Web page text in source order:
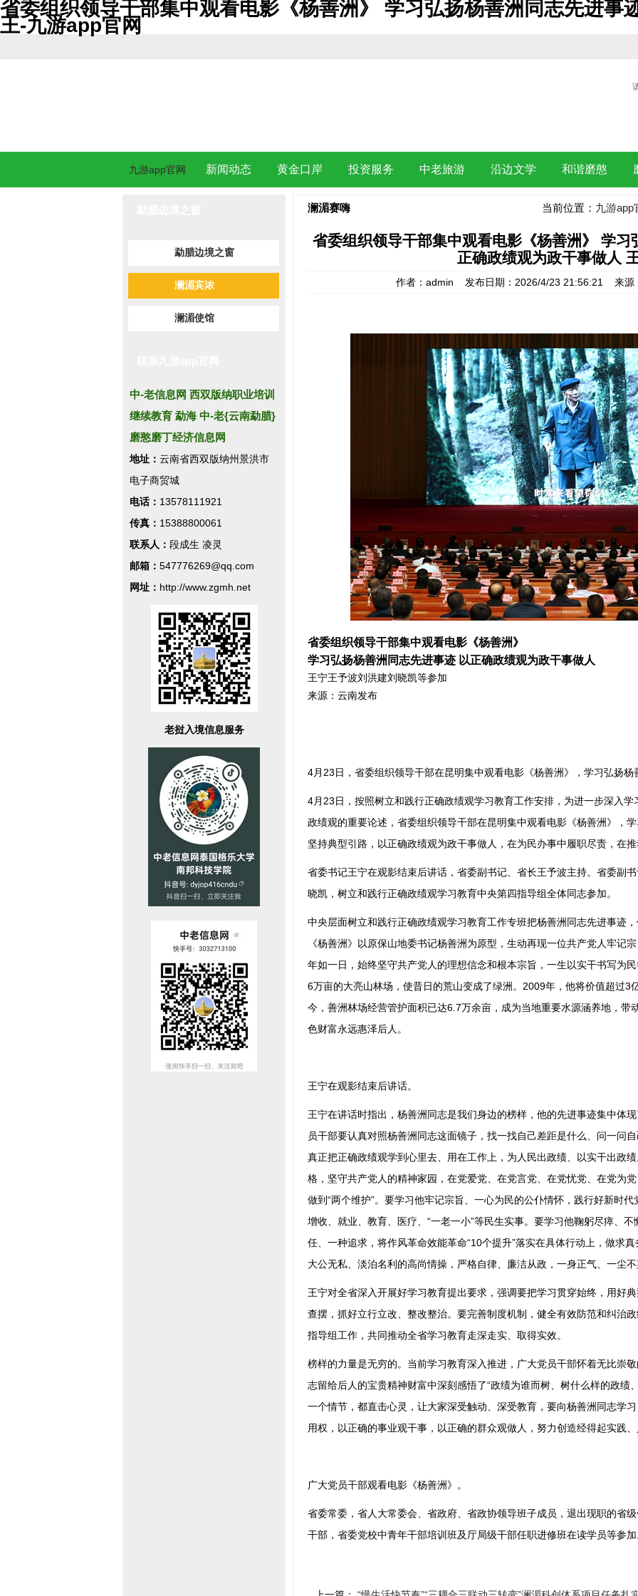
省委组织领导干部集中观看电影《杨善洲》 学习弘扬杨善洲同志先进事
王-九游app官网
九游app官网 新闻动态 黄金口岸 投资服务 中老旅游 沿边文学 和谐磨憨
勐腊边境之窗
澜湄宾浓
澜湄使馆
中-老信息网 西双版纳职业培训
继续教育 勐海 中-老{云南勐腊}
磨憨磨丁经济信息网
地址： 云南省西双版纳州景洪市
电子商贸城
电话： 13578111921
传真： 15388800061
联系人： 段成生 凌灵
邮箱： 547776269@qq.com
网址： http://www.zgmh.net
老挝入境信息服务
澜湄赛嗨 当前位置： 九游app
省委组织领导干部集中观看电影《杨善洲》 学
正确政绩观为政干事做人
作者：admin 发布日期：2026/4/23 21:56:21 来源
省委组织领导干部集中观看电影《杨善洲》
学习弘扬杨善洲同志先进事迹 以正确政绩观为政干事做人
王宁王予波刘洪建刘晓凯等参加
来源：云南发布
4月23日，省委组织领导干部在昆明集中观看电影《杨善洲》，学习弘扬
4月23日，按照树立和践行正确政绩观学习教育工作安排，为进一步深入
政绩观的重要论述，省委组织领导干部在昆明集中观看电影《杨善洲》，
坚持典型引路，以正确政绩观为政干事做人，在为民办事中履职尽责，在
省委书记王宁在观影结束后讲话，省委副书记、省长王予波主持。省委副
晓凯，树立和践行正确政绩观学习教育中央第四指导组全体同志参加。
中央层面树立和践行正确政绩观学习教育工作专班把杨善洲同志先进事迹
《杨善洲》以原保山地委书记杨善洲为原型，生动再现一位共产党人牢记
年如一日，始终坚守共产党人的理想信念和根本宗旨，一生以实干书写为
6万亩的大亮山林场，使昔日的荒山变成了绿洲。2009年，他将价值超过3
今，善洲林场经营管护面积已达6.7万余亩，成为当地重要水源涵养地，带
色财富永远惠泽后人。
王宁在观影结束后讲话。
王宁在讲话时指出，杨善洲同志是我们身边的榜样，他的先进事迹集中体
员干部要认真对照杨善洲同志这面镜子，找一找自己差距是什么、问一问
真正把正确政绩观学到心里去、用在工作上，为人民出政绩、以实干出政
格，坚守共产党人的精神家园，在党爱党、在党言党、在党忧党、在党为
做到“两个维护”。要学习他牢记宗旨、一心为民的公仆情怀，践行好新时
增收、就业、教育、医疗、“一老一小”等民生实事。要学习他鞠躬尽瘁、
任、一种追求，将作风革命效能革命“10个提升”落实在具体行动上，做求
大公无私、淡泊名利的高尚情操，严格自律、廉洁从政，一身正气、一尘
王宁对全省深入开展好学习教育提出要求，强调要把学习贯穿始终，用好
查摆，抓好立行立改、整改整治。要完善制度机制，健全有效防范和纠治
指导组工作，共同推动全省学习教育走深走实、取得实效。
榜样的力量是无穷的。当前学习教育深入推进，广大党员干部怀着无比崇
志留给后人的宝贵精神财富中深刻感悟了“政绩为谁而树、树什么样的政绩
一个情节，都直击心灵，让大家深受触动、深受教育，要向杨善洲同志学
用权，以正确的事业观干事，以正确的群众观做人，努力创造经得起实践
广大党员干部观看电影《杨善洲》。
省委常委，省人大常委会、省政府、省政协领导班子成员，退出现职的省
干部，省委党校中青年干部培训班及厅局级干部任职进修班在读学员等参